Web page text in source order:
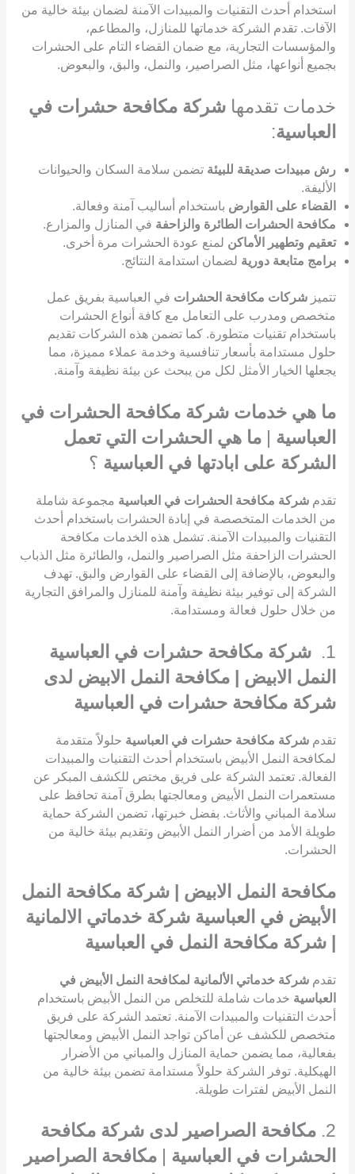
استخدام أحدث التقنيات والمبيدات الآمنة لضمان بيئة خالية من
الآفات. تقدم الشركة خدماتها للمنازل، والمطاعم،
والمؤسسات التجارية، مع ضمان القضاء التام على الحشرات
بجميع أنواعها، مثل الصراصير، والنمل، والبق، والبعوض.
خدمات تقدمها شركة مكافحة حشرات في
العباسية:
رش مبيدات صديقة للبيئة تضمن سلامة السكان والحيوانات
الأليفة.
القضاء على القوارض باستخدام أساليب آمنة وفعالة.
مكافحة الحشرات الطائرة والزاحفة في المنازل والمزارع.
تعقيم وتطهير الأماكن لمنع عودة الحشرات مرة أخرى.
برامج متابعة دورية لضمان استدامة النتائج.
تتميز شركات مكافحة الحشرات في العباسية بفريق عمل
متخصص ومدرب على التعامل مع كافة أنواع الحشرات
باستخدام تقنيات متطورة. كما تضمن هذه الشركات تقديم
حلول مستدامة بأسعار تنافسية وخدمة عملاء مميزة، مما
يجعلها الخيار الأمثل لكل من يبحث عن بيئة نظيفة وآمنة.
ما هي خدمات شركة مكافحة الحشرات في
العباسية | ما هي الحشرات التي تعمل
الشركة على ابادتها في العباسية ؟
تقدم شركة مكافحة الحشرات في العباسية مجموعة شاملة
من الخدمات المتخصصة في إبادة الحشرات باستخدام أحدث
التقنيات والمبيدات الآمنة. تشمل هذه الخدمات مكافحة
الحشرات الزاحفة مثل الصراصير والنمل، والطائرة مثل الذباب
والبعوض، بالإضافة إلى القضاء على القوارض والبق. تهدف
الشركة إلى توفير بيئة نظيفة وآمنة للمنازل والمرافق التجارية
من خلال حلول فعالة ومستدامة.
1.
شركة مكافحة حشرات في العباسية
النمل الابيض | مكافحة النمل الابيض لدى
شركة مكافحة حشرات في العباسية
تقدم شركة مكافحة حشرات في العباسية حلولاً متقدمة
لمكافحة النمل الأبيض باستخدام أحدث التقنيات والمبيدات
الفعالة. تعتمد الشركة على فريق مختص للكشف المبكر عن
مستعمرات النمل الأبيض ومعالجتها بطرق آمنة تحافظ على
سلامة المباني والأثاث. بفضل خبرتها، تضمن الشركة حماية
طويلة الأمد من أضرار النمل الأبيض وتقديم بيئة خالية من
الحشرات.
مكافحة النمل الابيض | شركة مكافحة النمل
الأبيض في العباسية شركة خدماتي الالمانية
| شركة مكافحة النمل في العباسية
تقدم شركة خدماتي الألمانية لمكافحة النمل الأبيض في
العباسية خدمات شاملة للتخلص من النمل الأبيض باستخدام
أحدث التقنيات والمبيدات الآمنة. تعتمد الشركة على فريق
متخصص للكشف عن أماكن تواجد النمل الأبيض ومعالجتها
بفعالية، مما يضمن حماية المنازل والمباني من الأضرار
الهيكلية. توفر الشركة حلولاً مستدامة تضمن بيئة خالية من
النمل الأبيض لفترات طويلة.
2. مكافحة الصراصير لدى شركة مكافحة
الحشرات في العباسية
مكافحة الصراصير